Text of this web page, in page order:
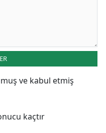
ve kabul etmiş
kaçtır